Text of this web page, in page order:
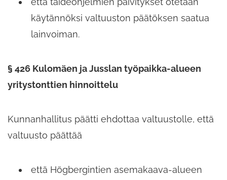
käytännöksi valtuuston päätöksen saatua
lainvoiman.
§ 426 Kulomäen ja Jusslan työpaikka-​alueen
yritystonttien hinnoittelu
Kunnanhallitus päätti ehdottaa valtuustolle,​ että
valtuusto päättää
että Högbergintien asemakaava-​alueen